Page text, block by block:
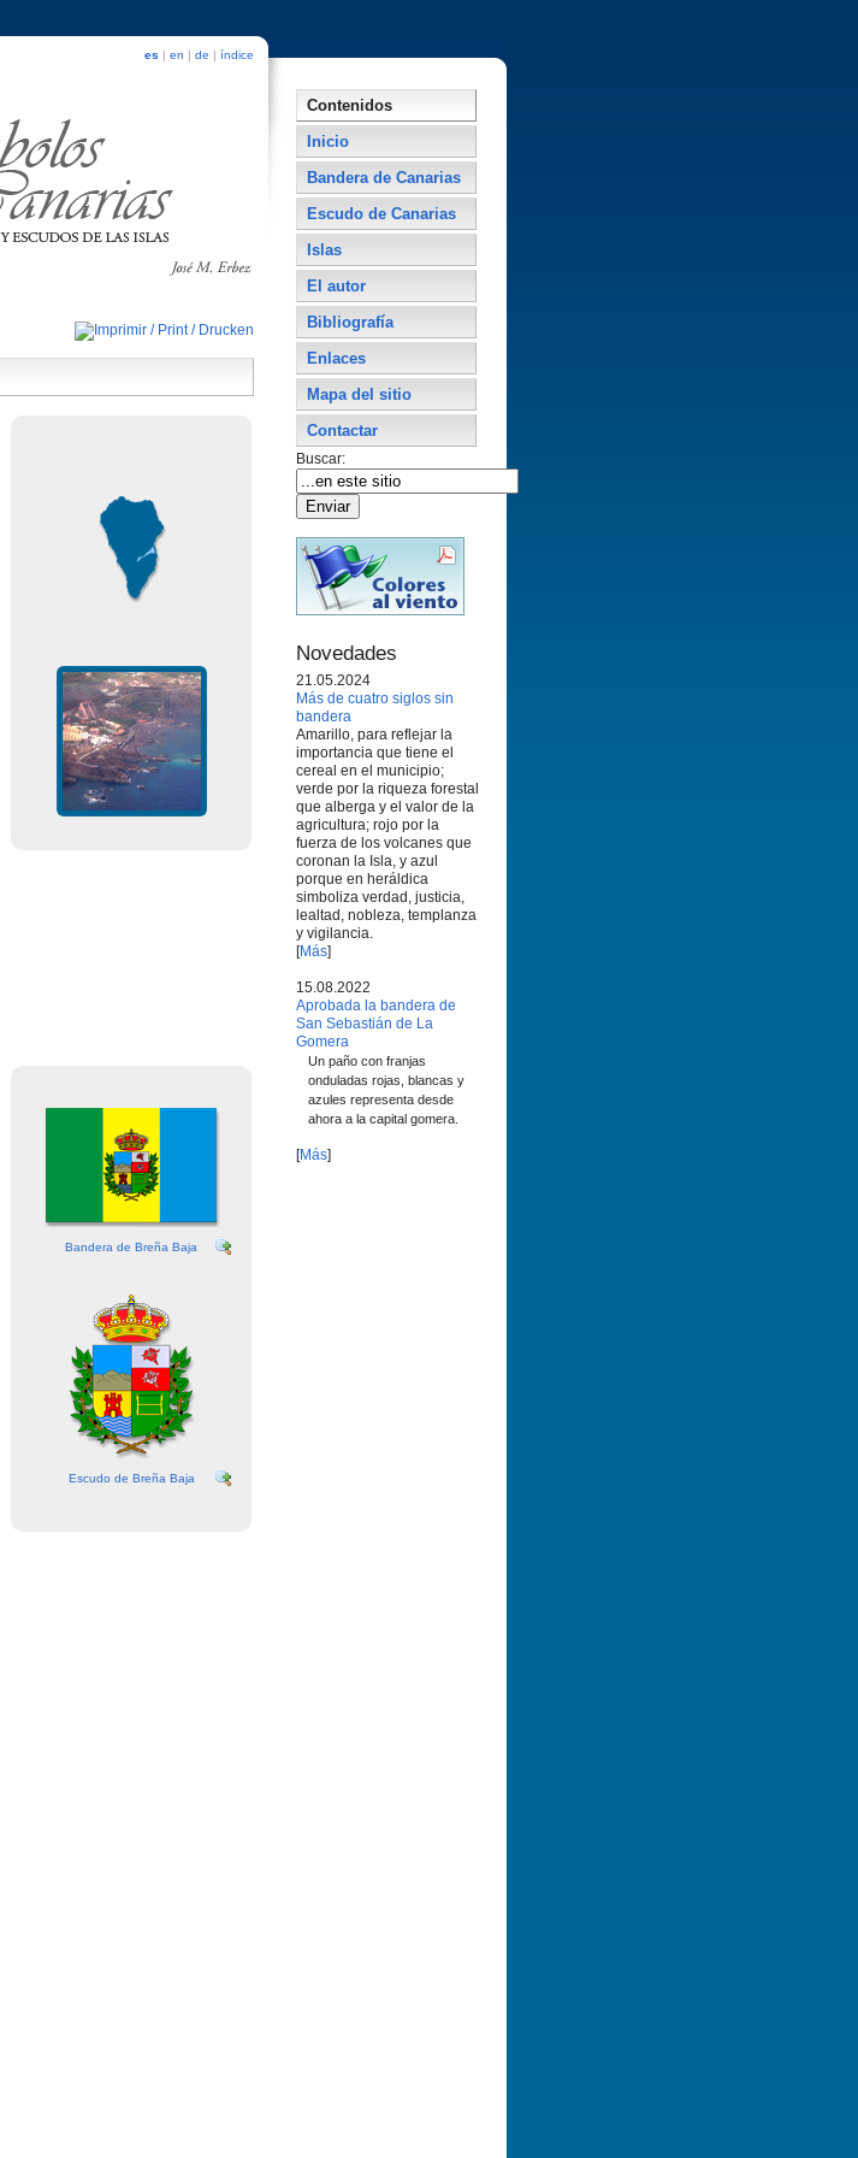
es | en | de | índice
Bandera de Breña Baja
Escudo de Breña Baja
Contenidos
Inicio
Bandera de Canarias
Escudo de Canarias
Islas
El autor
Bibliografí­a
Enlaces
Mapa del sitio
Contactar
Buscar:
Novedades
21.05.2024
Más de cuatro siglos sin
bandera
Amarillo, para reflejar la
importancia que tiene el
cereal en el municipio;
verde por la riqueza forestal
que alberga y el valor de la
agricultura; rojo por la
fuerza de los volcanes que
coronan la Isla, y azul
porque en heráldica
simboliza verdad, justicia,
lealtad, nobleza, templanza
y vigilancia.
[Más]
15.08.2022
Aprobada la bandera de
San Sebastián de La
Gomera
Un paño con franjas
onduladas rojas, blancas y
azules representa desde
ahora a la capital gomera.
[Más]